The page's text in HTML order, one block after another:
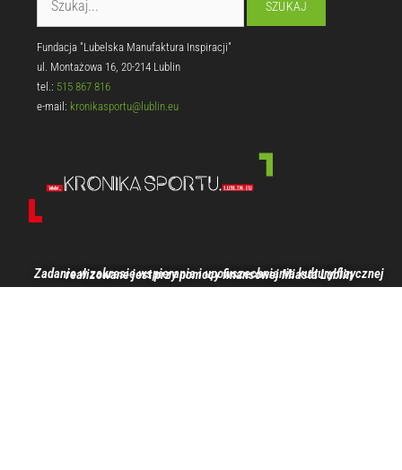
Fundacja "Lubelska Manufaktura Inspiracji"
ul. Montażowa 16, 20-214 Lublin
tel.: 515 867 816
e-mail: kronikasportu@lublin.eu
Zadanie w zakresie wspierania i upowszechniania kultury fizycznej realizowane jest przy pomocy finansowej Miasta Lublin